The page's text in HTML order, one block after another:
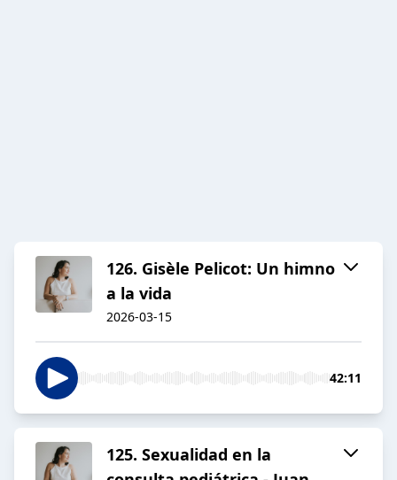
126. Gisèle Pelicot: Un himno
a la vida
2026-03-15
42:11
125. Sexualidad en la